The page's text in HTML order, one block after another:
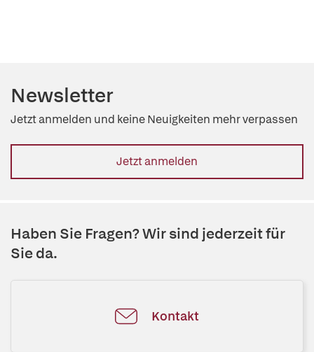
Newsletter
Jetzt anmelden und keine Neuigkeiten mehr verpassen
Jetzt anmelden
Haben Sie Fragen? Wir sind jederzeit für
Sie da.
Kontakt